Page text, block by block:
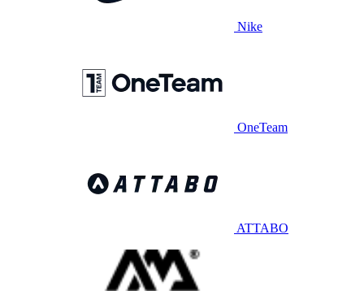
Nike
OneTeam
ATTABO